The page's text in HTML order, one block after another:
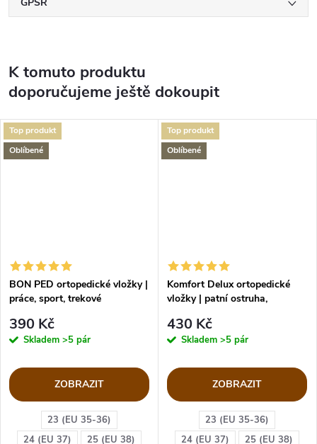
K tomuto produktu
doporučujeme ještě dokoupit
Top produkt
Oblíbené
23 (EU 35-36)
24 (EU 37)
25 (EU 38)
BON PED ortopedické vložky |
práce, sport, trekové
390 Kč
Skladem >5 pár
ZOBRAZIT
Top produkt
Oblíbené
23 (EU 35-36)
24 (EU 37)
25 (EU 38)
Komfort Delux ortopedické
vložky | patní ostruha,
430 Kč
Skladem >5 pár
ZOBRAZIT